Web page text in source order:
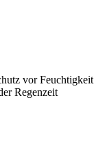
vor Feuchtigkeit
Regenzeit